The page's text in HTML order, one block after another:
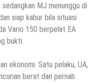
MJ menunggu di
siap kabur bila situasi
Vario 150 berpelat EA
bukti.
ekonomi. Satu pelaku, UA,
berat dan pernah